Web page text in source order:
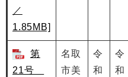
／
1.85MB]
第
21号
名取
市美
令
和
令
和